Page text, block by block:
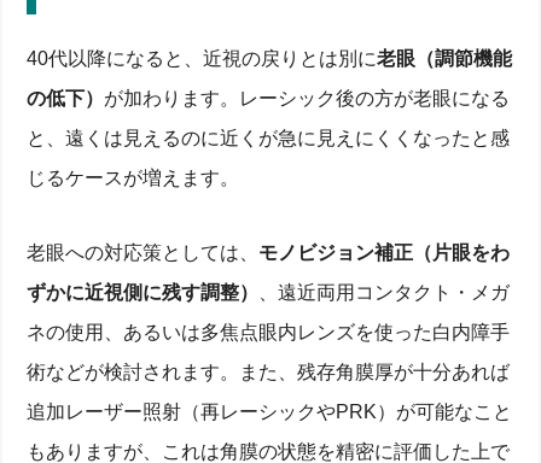
40代以降になると、近視の戻りとは別に老眼（調節機能
の低下） が加わります。レーシック後の方が老眼になる
と、遠くは見えるのに近くが急に見えにくくなったと感
じるケースが増えます。
老眼への対応策としては、 モノビジョン補正（片眼をわ
ずかに近視側に残す調整）
、遠近両用コンタクト・メガ
ネの使用、あるいは多焦点眼内レンズを使った白内障手
術などが検討されます。また、残存角膜厚が十分あれば
追加レーザー照射（再レーシックやPRK）が可能なこと
もありますが、これは角膜の状態を精密に評価した上で
コンタクトはできるorできない？眼科検査での判断
メガネ・眼鏡による屈折矯正のメリットとデメリッ
老眼・遠視への治療対応と追加レーザー施術の可能
コンタクトレンズ・メガネ再開完全マニュアル
コンタクトレンズ再開までの経過と当日の注意点
ハードvsソフト おすすめタイプと生活シーン別選択
長時間装用で起こりやすい眼内トラブルと対応策
費用・定期診療・アフターケアのポイント
追加レーシック手術・PRKほか再矯正オプションのリ
追加レーシック手術とPRKの違いを徹底比較
白内障手術＋眼内レンズでの視力矯正という選択肢
合併症・安全性リスクと長期的検討事項